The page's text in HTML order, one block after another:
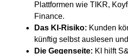
Plattformen wie TIKR,
Finance.
Das KI-Risiko: Kunden
künftig selbst auslesen
Die Gegenseite: KI hilft